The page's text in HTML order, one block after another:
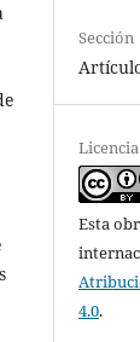
Sección
Licencia
Esta
4.0.